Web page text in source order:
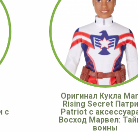
с
Оригинал Кукла
Rising Secret
Patriot с
Восход Марвел:
воины